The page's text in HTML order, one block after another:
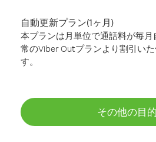
自動更新プラン(1ヶ月)
本プランは月単位で通話料が毎
常のViber Outプランより割引い
す。
その他の目